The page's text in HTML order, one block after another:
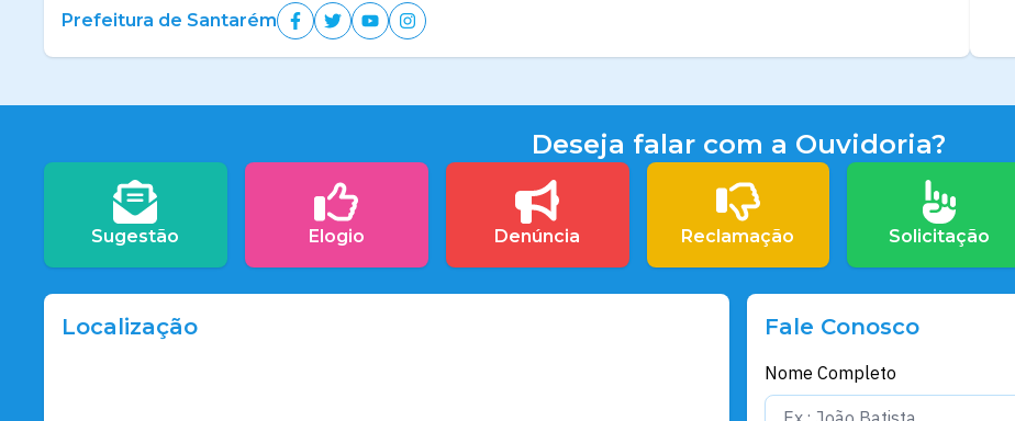
Prefeitura de Santarém
Deseja falar com a Ouvidoria?
Sugestão Elogio Denúncia Reclamação Solicitação
Localização Fale Conosco
Nome Completo